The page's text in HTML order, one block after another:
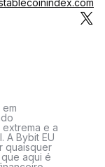
e a
A Bybit EU
quaisquer
aqui é